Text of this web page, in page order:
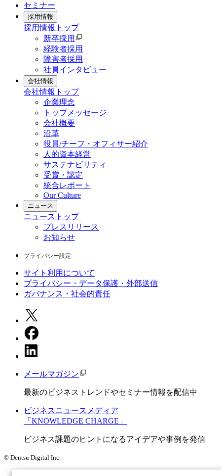
セミナー
採用情報
採用情報 トップ
新卒採用
経験者採用
障害者採用
社員インタビュー
会社情報
会社情報 トップ
企業理念
トップメッセージ
会社概要
沿革
役員/チーフ・オフィサー紹介
人的資本経営
サステナビリティ
受賞・認定
統合レポート
Our Culture
ニュース
ニュース トップ
プレスリリース
お知らせ
プライバシー設定
サイト利用について
プライバシー・データ保護・外部送信
ガバナンス・社会的責任
メールマガジン
最新のビジネストレンドやセミナー情報を配信中
ビジネスニュースメディア
「KNOWLEDGE CHARGE」
ビジネス課題のヒントになるアイデアや事例を発信
© Dentsu Digital Inc.